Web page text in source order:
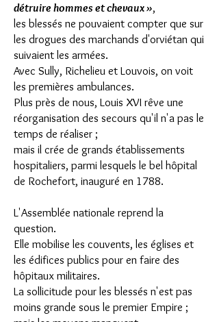
détruire hommes et chevaux »,
les blessés ne pouvaient compter que sur
les drogues des marchands d'orviétan qui
suivaient les armées.
Avec Sully, Richelieu et Louvois, on voit
les premières ambulances.
Plus près de nous, Louis XVI rêve une
réorganisation des secours qu'il n'a pas le
temps de réaliser ;
mais il crée de grands établissements
hospitaliers, parmi lesquels le bel hôpital
de Rochefort, inauguré en 1788.
L'Assemblée nationale reprend la
question.
Elle mobilise les couvents, les églises et
les édifices publics pour en faire des
hôpitaux militaires.
La sollicitude pour les blessés n'est pas
moins grande sous le premier Empire ;